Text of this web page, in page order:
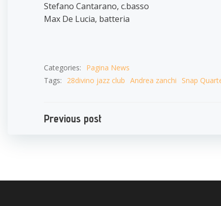
Stefano Cantarano, c.basso
Max De Lucia, batteria
Categories:
Pagina News
Tags:
28divino jazz club Andrea zanchi Snap
Navigazione
Previous post